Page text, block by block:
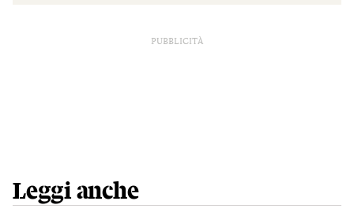
PUBBLICITÀ
Leggi anche